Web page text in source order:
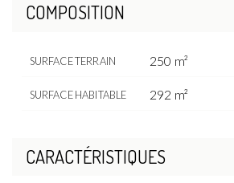
COMPOSITION
SURFACE TERRAIN 250 m²
SURFACE HABITABLE 292 m²
CARACTÉRISTIQUES